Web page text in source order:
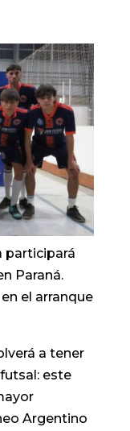
participará
Paraná.
el arranque
a tener
este
Argentino